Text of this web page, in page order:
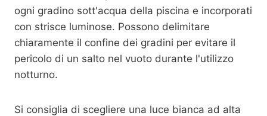
ogni gradino sott'acqua della piscina e incorporati
con strisce luminose. Possono delimitare
chiaramente il confine dei gradini per evitare il
pericolo di un salto nel vuoto durante l'utilizzo
notturno.
Si consiglia di scegliere una luce bianca ad alta